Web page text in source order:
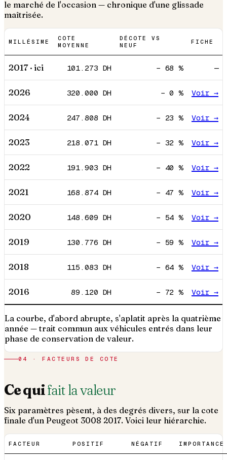
le marché de l'occasion — chronique d'une glissade
maîtrisée.
MILLÉSIME
COTE
MOYENNE
DÉCOTE VS
NEUF
FICHE
2017· ici 101.273 DH − 68 % —
2026 320.000 DH −0 % Voir →
2024 247.808 DH − 23 % Voir →
2023 218.071DH − 32 % Voir →
2022 191.903 DH − 40 % Voir →
2021 168.874DH − 47 % Voir →
2020 148.609 DH − 54 % Voir →
2019 130.776 DH − 59 % Voir →
2018 115.083 DH − 64 % Voir →
2016 89.120 DH − 72 % Voir →
La courbe, d'abord abrupte, s'aplatit après la quatrième
année — trait commun aux véhicules entrés dans leur
phase de conservation de valeur.
04 · FACTEURS DE COTE
Ce quifait la valeur
Six paramètres pèsent, à des degrés divers, sur la cote
finale d'un Peugeot 3008 2017. Voici leur hiérarchie.
FACTEUR POSITIF NÉGATIF IMPORTANCE